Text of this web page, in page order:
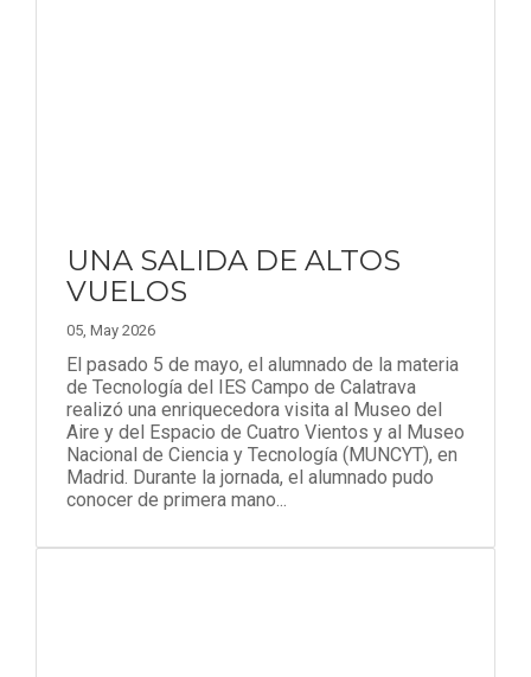
UNA SALIDA DE ALTOS
VUELOS
05, May 2026
El pasado 5 de mayo, el alumnado de la materia
de Tecnología del IES Campo de Calatrava
realizó una enriquecedora visita al Museo del
Aire y del Espacio de Cuatro Vientos y al Museo
Nacional de Ciencia y Tecnología (MUNCYT), en
Madrid. Durante la jornada, el alumnado pudo
conocer de primera mano...